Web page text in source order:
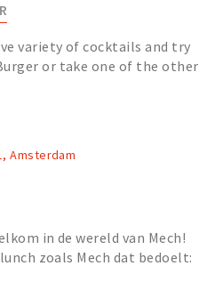
variety of cocktails and try
or take one of the other
Amsterdam
in de wereld van Mech!
zoals Mech dat bedoelt: